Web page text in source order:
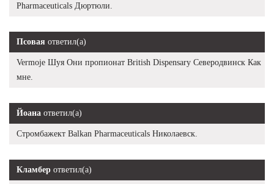
Pharmaceuticals Дюртюли.
Псовая ответил(а)
Vermoje Шуя Они пропионат British Dispensary Северодвинск Как
мне.
Йоана ответил(а)
Стромбажект Balkan Pharmaceuticals Николаевск.
Кламбер ответил(а)